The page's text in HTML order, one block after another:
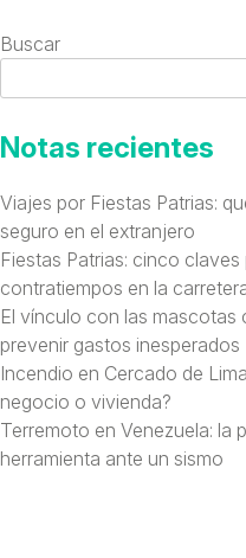
Buscar
Notas recientes
Viajes por Fiestas Patrias:
seguro en el extranjero
Fiestas Patrias: cinco
contratiempos en la
El vínculo con las mascotas
prevenir gastos inesperados
Incendio en Cercado de
negocio o vivienda?
Terremoto en Venezuela: la
herramienta ante un sismo